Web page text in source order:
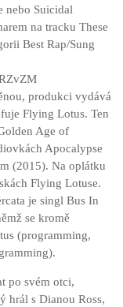
nebo Suicidal
na tracku These
Best Rap/Sung
produkci vydává
Flying Lotus. Ten
Age of
Apocalypse
(2015). Na oplátku
Flying Lotuse.
je singl Bus In
se kromě
(programming,
po svém otci,
hrál s Dianou Ross,